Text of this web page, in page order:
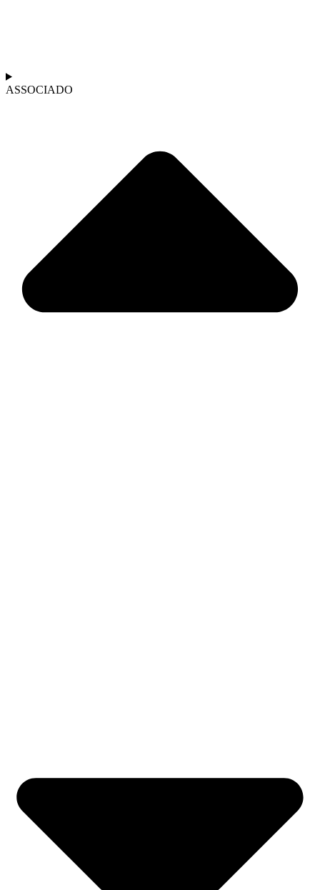
ASSOCIADO